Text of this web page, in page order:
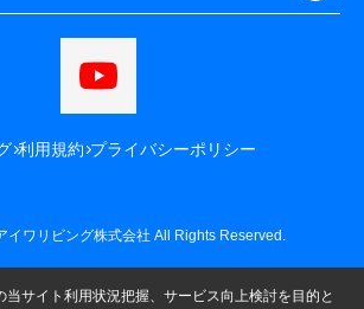
利用規約 プライバシーポリシー
イワリビング株式会社 All Rights Reserved.
当サイト利用状況把握、サービス向上検討を目的と